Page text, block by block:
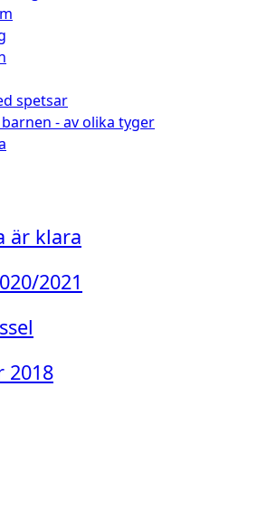
spetsar
- av olika tyger
är klara
2021
2018